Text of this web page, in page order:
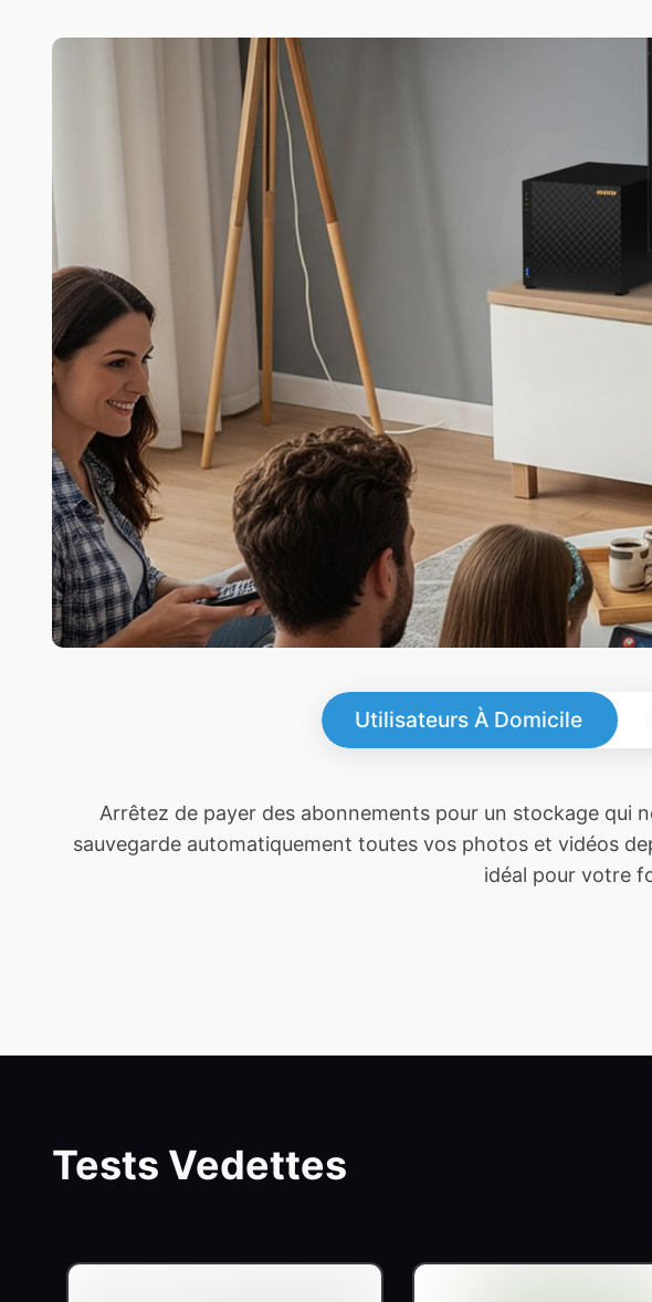
Utilisateurs À Domicile
Arrêtez de payer des abonnements pour un stockage qui
sauvegarde automatiquement toutes vos photos et vidéos
idéal pour votre
Tests Vedettes